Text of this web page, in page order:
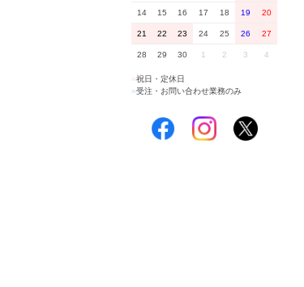
14 15 16 17 18 19 20
21 22 23 24 25 26 27
28 29 30 1 2 3 4
祝日・定休日
■受注・お問い合わせ業務のみ